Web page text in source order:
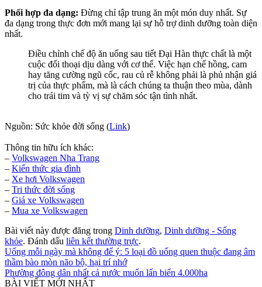
Phối hợp đa dạng: Đừng chỉ tập trung ăn một món duy nhất. Sự
đa dạng trong thực đơn mới mang lại sự hỗ trợ dinh dưỡng toàn diện
nhất.
Điều chỉnh chế độ ăn uống sau tiết Đại Hàn thực chất là một
cuộc đối thoại dịu dàng với cơ thể. Việc hạn chế hồng, cam
hay tăng cường ngũ cốc, rau củ rễ không phải là phủ nhận giá
trị của thực phẩm, mà là cách chúng ta thuận theo mùa, dành
cho trái tim và tỳ vị sự chăm sóc tận tình nhất.
Nguồn: Sức khỏe đời sống (Link)
Thông tin hữu ích khác:
– Volkswagen Nha Trang
– Kiến thức gia đình
– Xe hơi Volkswagen
– Tri thức đời sống
– Giá xe Volkswagen
– Mua xe Volkswagen
Bài viết này được đăng trong Dinh dưỡng, Dinh dưỡng - Sống
khỏe. Đánh dấu liên kết thường trực.
Uống mỗi ngày mà không để ý: 5 loại đồ uống quen thuộc đang âm
thầm bào mòn não bộ, hại trí nhớ
Phường đông dân nhất cả nước muốn lấn biển 4.000ha
BÀI VIẾT MỚI NHẤT